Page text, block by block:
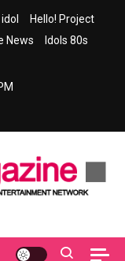
Hello! Project
News
Idols 80s